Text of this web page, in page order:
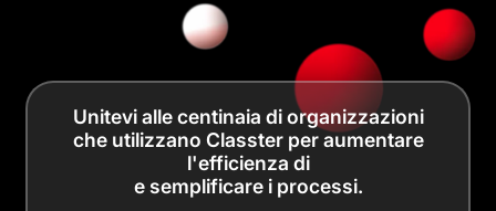
Unitevi alle centinaia di organizzazioni
che utilizzano Classter per aumentare
l'efficienza di
e semplificare i processi.